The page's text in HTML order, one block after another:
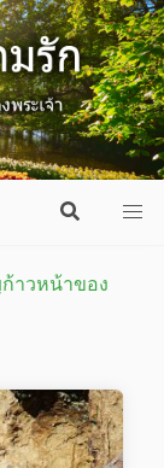
าวหน้าของ